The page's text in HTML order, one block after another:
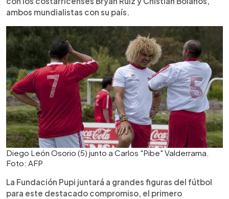
ambos mundialistas con su país.
Diego León Osorio (5) junto a Carlos "Pibe" Valderrama.
Foto: AFP
La Fundación Pupi juntará a grandes figuras del fútbol
para este destacado compromiso, el primero